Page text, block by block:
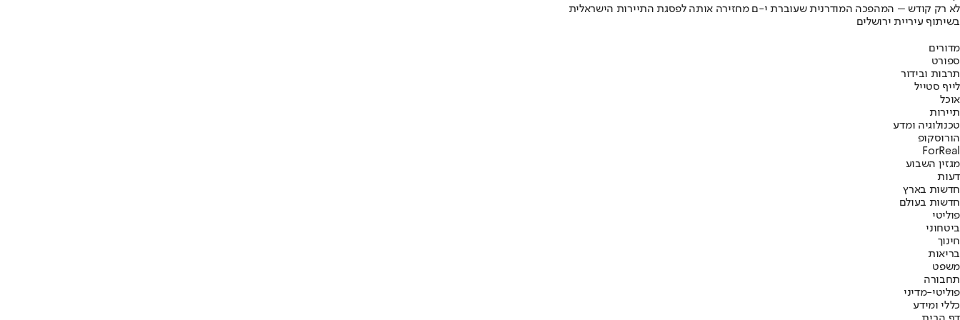
לא רק קודש – המהפכה המודרנית שעוברת י-ם מחזירה אותה לפסגת התיירות הישראלית
בשיתוף עיריית ירושלים
מדורים
ספורט
תרבות ובידור
לייף סטייל
אוכל
תיירות
טכנולוגיה ומדע
הורוסקופ
ForReal
מגזין השבוע
דעות
חדשות בארץ
חדשות בעולם
פוליטי
ביטחוני
חינוך
בריאות
משפט
תחבורה
פוליטי-מדיני
כללי ומידע